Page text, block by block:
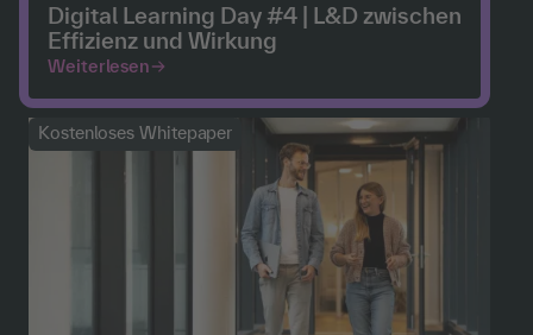
Digital Learning Day #4 | L&D zwischen
Effizienz und Wirkung
Weiterlesen
Kostenloses Whitepaper